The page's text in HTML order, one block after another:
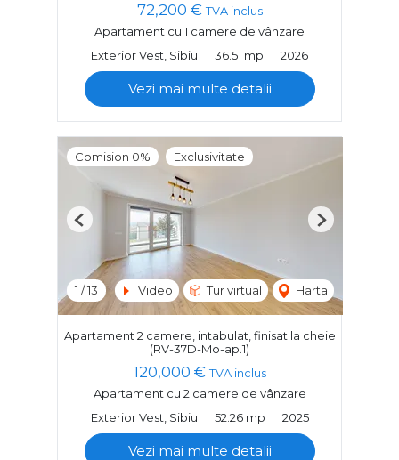
72,200 € TVA inclus
Apartament cu 1 camere de vânzare
Exterior Vest, Sibiu
36.51 mp 2026
Vezi mai multe detalii
Comision 0% Exclusivitate
1 /13 Video Tur virtual Harta
Previous Next
Apartament 2 camere, intabulat, finisat la cheie
(RV-37D-Mo-ap.1)
120,000 € TVA inclus
Apartament cu 2 camere de vânzare
Exterior Vest, Sibiu
52.26 mp 2025
Vezi mai multe detalii